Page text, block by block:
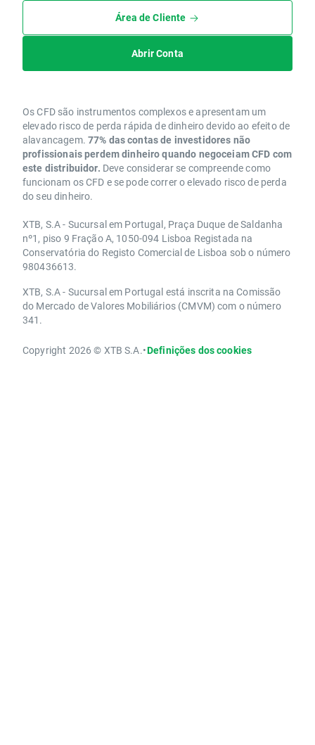
Área de Cliente
Abrir Conta
Os CFD são instrumentos complexos e apresentam um
elevado risco de perda rápida de dinheiro devido ao efeito de
alavancagem. 77% das contas de investidores não
profissionais perdem dinheiro quando negoceiam CFD com
este distribuidor. Deve considerar se compreende como
funcionam os CFD e se pode correr o elevado risco de perda
do seu dinheiro.
XTB, S.A - Sucursal em Portugal, Praça Duque de Saldanha
nº1, piso 9 Fração A, 1050-094 Lisboa Registada na
Conservatória do Registo Comercial de Lisboa sob o número
980436613.
XTB, S.A - Sucursal em Portugal está inscrita na Comissão
do Mercado de Valores Mobiliários (CMVM) com o número
341.
Copyright 2026 © XTB S.A.•Definições dos cookies